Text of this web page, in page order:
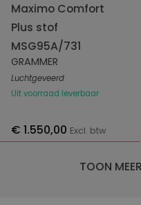
Maximo Comfort
Plus stof
MSG95A/731
GRAMMER
Luchtgeveerd
Uit voorraad leverbaar
€ 1.550,00 Excl. btw
TOON